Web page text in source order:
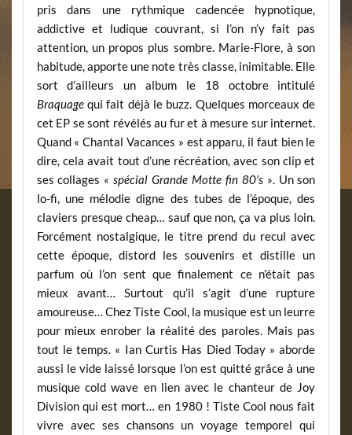
pris dans une rythmique cadencée hypnotique,
addictive et ludique couvrant, si l’on n’y fait pas
attention, un propos plus sombre. Marie-Flore, à son
habitude, apporte une note très classe, inimitable. Elle
sort d’ailleurs un album le 18 octobre intitulé
Braquagequi fait déjà le buzz. Quelques morceaux de
cet EP se sont révélés au fur et à mesure sur internet.
Quand « Chantal Vacances » est apparu, il faut bien le
dire, cela avait tout d’une récréation, avec son clip et
ses collages « spécial Grande Motte fin 80’s ». Un son
lo-fi, une mélodie digne des tubes de l’époque, des
claviers presque cheap… sauf que non, ça va plus loin.
Forcément nostalgique, le titre prend du recul avec
cette époque, distord les souvenirs et distille un
parfum où l’on sent que finalement ce n’était pas
mieux avant… Surtout qu’il s’agit d’une rupture
amoureuse… Chez Tiste Cool, la musique est un leurre
pour mieux enrober la réalité des paroles. Mais pas
tout le temps. « Ian Curtis Has Died Today » aborde
aussi le vide laissé lorsque l’on est quitté grâce à une
musique cold wave en lien avec le chanteur de Joy
Division qui est mort… en 1980 ! Tiste Cool nous fait
vivre avec ses chansons un voyage temporel qui